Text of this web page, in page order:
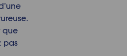
que
pas